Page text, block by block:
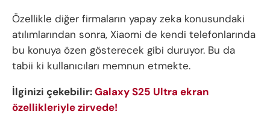
Özellikle diğer firmaların yapay zeka konusundaki
atılımlarından sonra, Xiaomi de kendi telefonlarında
bu konuya özen gösterecek gibi duruyor. Bu da
tabii ki kullanıcıları memnun etmekte.
İlginizi çekebilir:Galaxy S25 Ultra ekran
özellikleriyle zirvede!